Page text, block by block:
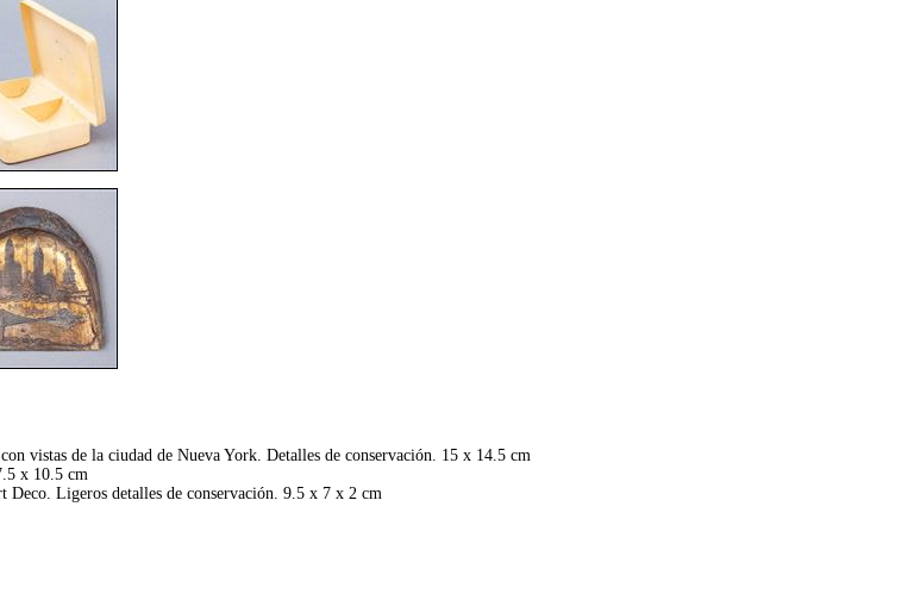
vistas de la ciudad de Nueva York. Detalles de conservación. 15 x 14.5 cm
x 10.5 cm
Ligeros detalles de conservación. 9.5 x 7 x 2 cm